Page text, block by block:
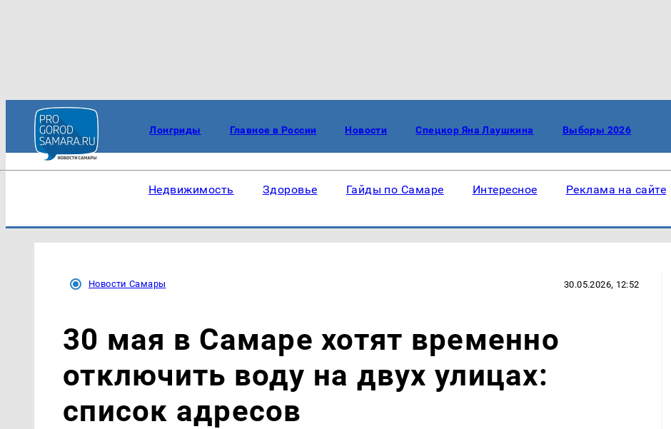
Лонгриды Главное в России Новости Спецкор Яна Лаушкина Выборы 2026
Недвижимость Здоровье Гайды по Самаре Интересное Реклама на сайте
Новости Самары 30.05.2026, 12:52
30 мая в Самаре хотят временно
отключить воду на двух улицах:
список адресов